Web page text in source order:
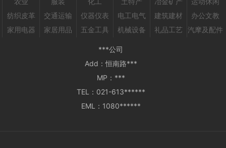
纺织皮革
交通运输 仪器仪表 电工电气 建筑建材
办公文教
家用电器
家居用品 五金工具 机械设备 礼品工艺 汽摩及配件
***公司
Add：恒南路***
MP： ***
TEL： 021-613******
EML： 1080******